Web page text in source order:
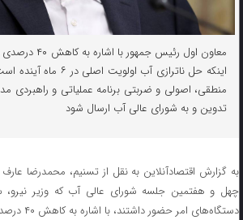
معاون اول رئیس
اینکه حل ناترازی آب
منطقی، اصولی و ضربتی برنامه عملیاتی و راهبردی
تدوین و به شورای عالی آب ارسال شود
به گزارش اقتصادآنلاین به نقل از تسنیم، محمدرضا
چهل و هفتمین جلسه شورای عالی آب که وزیر
دستگاه‌های امر